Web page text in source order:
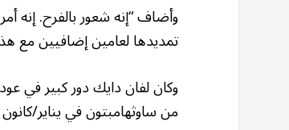
وأضاف “إنه شعور بالفرح. إنه
تمديدها لعامين إضافيين مع
وكان لفان دايك دور كبير في
من ساوثهامبتون في يناير/كانون